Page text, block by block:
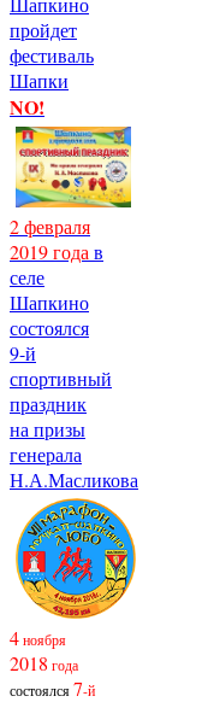
пройдет
фестиваль
Шапки
NO!
2 февраля
2019 года в
селе
Шапкино
состоялся
9-й
спортивный
праздник
на призы
генерала
Н.А.Масликова
4ноября
2018 года
состоялся7-й